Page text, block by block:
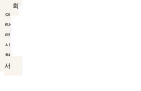
회
원
탈
퇴
신
청
서